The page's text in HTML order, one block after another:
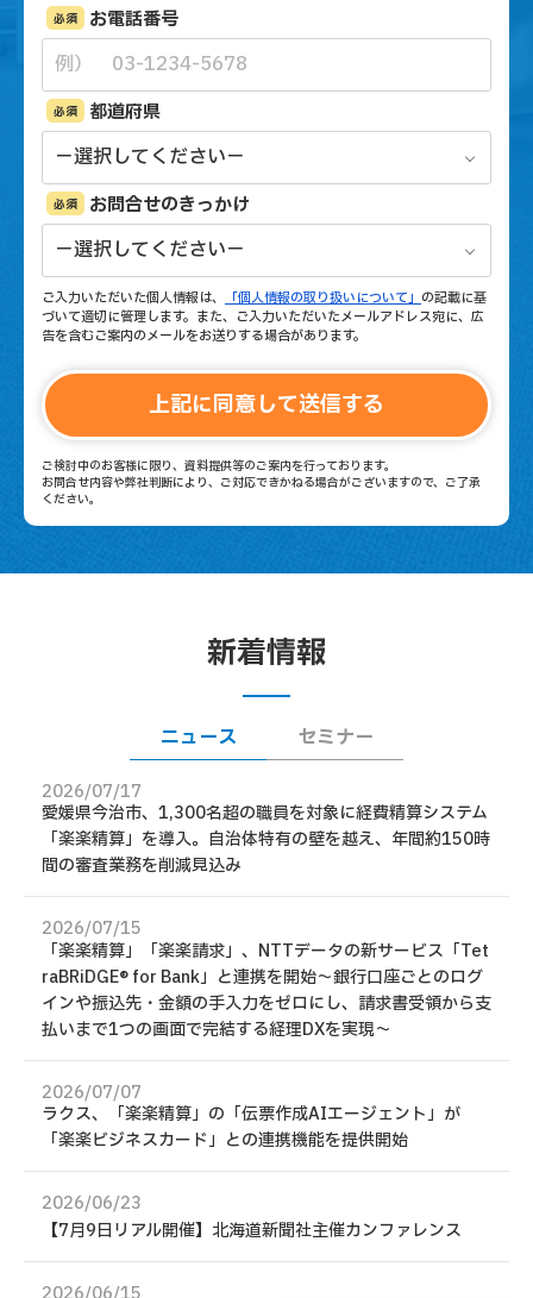
お電話番号
必須
都道府県
必須
お問合せのきっかけ
必須
ご入力いただいた個人情報は、 「個人情報の取り扱いについて」 の記載に基
づいて適切に管理します。また、ご入力いただいたメールアドレス宛に、広
告を含むご案内のメールをお送りする場合があります。
ご検討中のお客様に限り、資料提供等のご案内を行っております。
お問合せ内容や弊社判断により、ご対応できかねる場合がございますので、ご了承
ください。
新着情報
ニュース セミナー
2026/07/17
愛媛県今治市、1,300名超の職員を対象に経費精算システム
「楽楽精算」を導入。自治体特有の壁を越え、年間約150時
間の審査業務を削減見込み
2026/07/15
「楽楽精算」「楽楽請求」、NTTデータの新サービス「Tet
raBRiDGE® for Bank」と連携を開始～銀行口座ごとのログ
インや振込先・金額の手入力をゼロにし、請求書受領から支
払いまで1つの画面で完結する経理DXを実現～
2026/07/07
ラクス、「楽楽精算」の「伝票作成AIエージェント」が
「楽楽ビジネスカード」との連携機能を提供開始
2026/06/23
【7月9日リアル開催】北海道新聞社主催カンファレンス